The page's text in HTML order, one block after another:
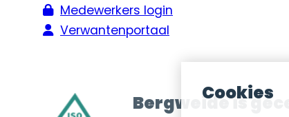
Medewerkers login
Verwantenportaal
Bergweide is
Cookies